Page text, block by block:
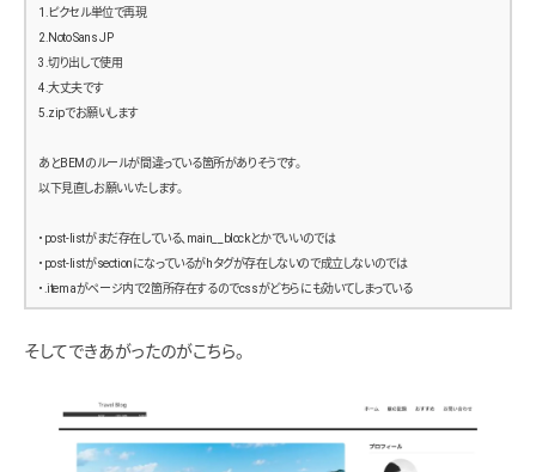
1.ピクセル単位で再現
2.Noto Sans JP
3.切り出して使用
4.大丈夫です
5.zipでお願いします
あとBEMのルールが間違っている箇所がありそうです。
以下見直しお願いいたします。
・post-listがまだ存在している、main__blockとかでいいのでは
・post-listがsectionになっているがhタグが存在しないので成立しないのでは
・.item aがページ内で2箇所存在するのでcssがどちらにも効いてしまっている
そしてできあがったのがこちら。